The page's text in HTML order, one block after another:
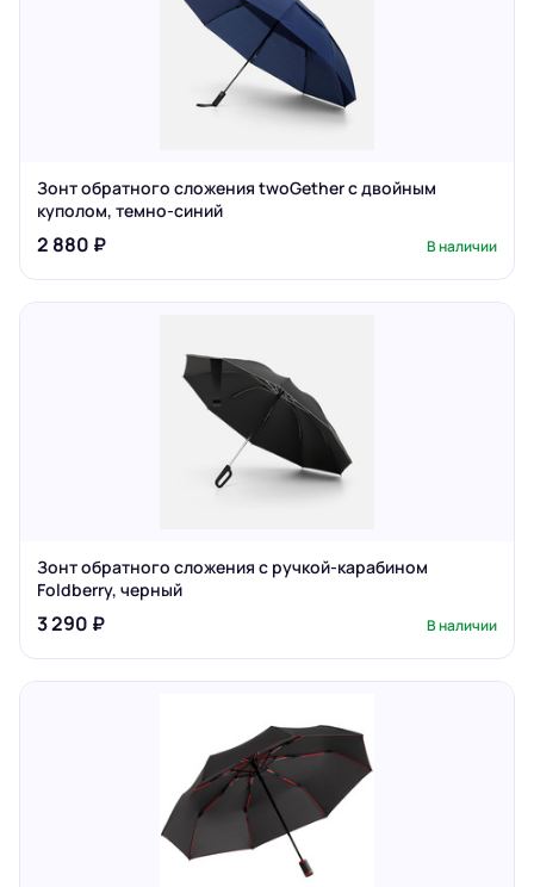
Зонт обратного сложения twoGether с двойным
куполом, темно-синий
2 880 ₽ В наличии
Зонт обратного сложения с ручкой-карабином
Foldberry, черный
3 290 ₽ В наличии